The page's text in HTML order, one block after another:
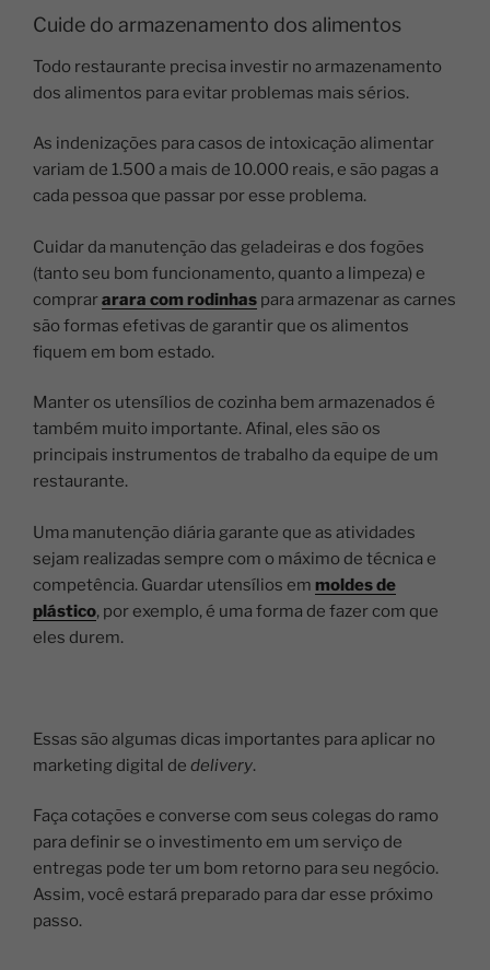
Cuide do armazenamento dos alimentos
Todo restaurante precisa investir no armazenamento
dos alimentos para evitar problemas mais sérios.
As indenizações para casos de intoxicação alimentar
variam de 1.500 a mais de 10.000 reais, e são pagas a
cada pessoa que passar por esse problema.
Cuidar da manutenção das geladeiras e dos fogões
(tanto seu bom funcionamento, quanto a limpeza) e
comprararara com rodinhas para armazenar as carnes
são formas efetivas de garantir que os alimentos
fiquem em bom estado.
Manter os utensílios de cozinha bem armazenados é
também muito importante. Afinal, eles são os
principais instrumentos de trabalho da equipe de um
restaurante.
Uma manutenção diária garante que as atividades
sejam realizadas sempre com o máximo de técnica e
competência. Guardar utensílios em moldes de
plástico, por exemplo, é uma forma de fazer com que
eles durem.
Essas são algumas dicas importantes para aplicar no
marketing digital de delivery.
Faça cotações e converse com seus colegas do ramo
para definir se o investimento em um serviço de
entregas pode ter um bom retorno para seu negócio.
Assim, você estará preparado para dar esse próximo
passo.